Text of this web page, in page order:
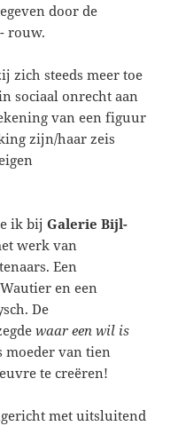
door de
rouw.
zich steeds meer toe
sociaal onrecht aan
van een figuur
zijn/haar zeis
ik bijGalerie Bijl-
werk van
Een
en een
De
waar een wil is
moeder van tien
te creëren!
met uitsluitend